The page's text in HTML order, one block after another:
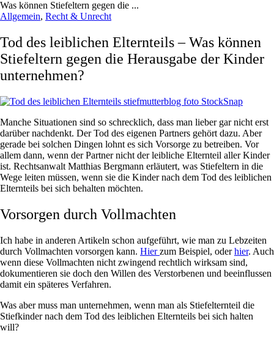
Was können Stiefeltern gegen die ...
Allgemein, Recht & Unrecht
Tod des leiblichen Elternteils – Was können
Stiefeltern gegen die Herausgabe der Kinder
unternehmen?
Manche Situationen sind so schrecklich, dass man lieber gar nicht erst
darüber nachdenkt. Der Tod des eigenen Partners gehört dazu. Aber
gerade bei solchen Dingen lohnt es sich Vorsorge zu betreiben. Vor
allem dann, wenn der Partner nicht der leibliche Elternteil aller Kinder
ist. Rechtsanwalt Matthias Bergmann erläutert, was Stiefeltern in die
Wege leiten müssen, wenn sie die Kinder nach dem Tod des leiblichen
Elternteils bei sich behalten möchten.
Vorsorgen durch Vollmachten
Ich habe in anderen Artikeln schon aufgeführt, wie man zu Lebzeiten
durch Vollmachten vorsorgen kann. Hierzum Beispiel, oderhier. Auch
wenn diese Vollmachten nicht zwingend rechtlich wirksam sind,
dokumentieren sie doch den Willen des Verstorbenen und beeinflussen
damit ein späteres Verfahren.
Was aber muss man unternehmen, wenn man als Stiefelternteil die
Stiefkinder nach dem Tod des leiblichen Elternteils bei sich halten
will?